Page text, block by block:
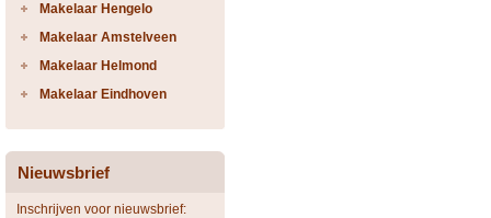
Makelaar Hengelo
Makelaar Amstelveen
Makelaar Helmond
Makelaar Eindhoven
Nieuwsbrief
Inschrijven voor nieuwsbrief: